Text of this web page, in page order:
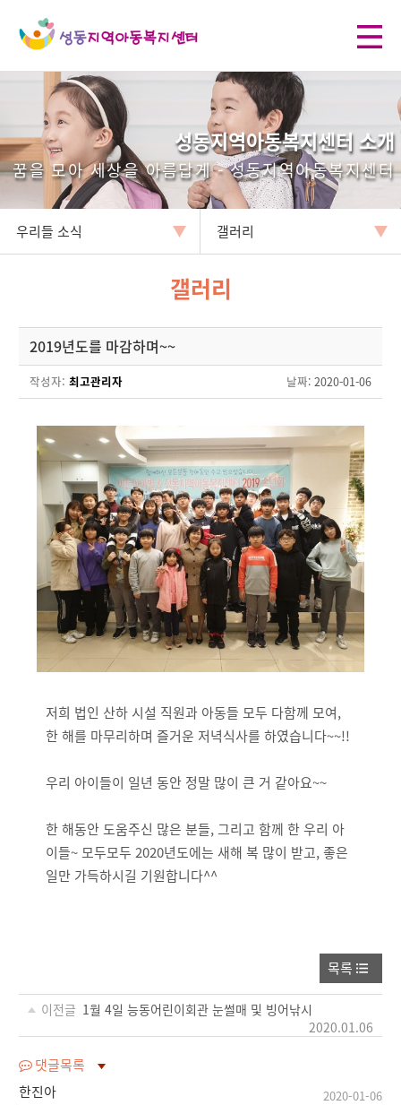
성동지역아동복지센터 소개
꿈을 모아 세상을 아름답게 - 성동지역아동복지센터
우리들 소식 갤러리
갤러리
2019년도를 마감하며~~
작성자: 최고관리자 날짜: 2020-01-06
저희 법인 산하 시설 직원과 아동들 모두 다함께 모여,
한 해를 마무리하며 즐거운 저녁식사를 하였습니다~~!!
우리 아이들이 일년 동안 정말 많이 큰 거 같아요~~
한 해동안 도움주신 많은 분들, 그리고 함께 한 우리 아
이들~ 모두모두 2020년도에는 새해 복 많이 받고, 좋은
일만 가득하시길 기원합니다^^
목록
이전글 1월 4일 능동어린이회관 눈썰매 및 빙어낚시
2020.01.06
댓글목록
한진아
2020-01-06